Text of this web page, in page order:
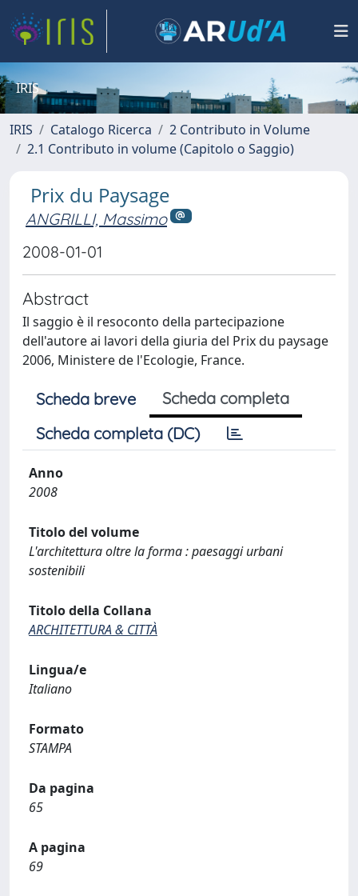
IRIS
IRIS Catalogo Ricerca
2 Contributo in Volume
2.1 Contributo in volume (Capitolo o Saggio)
Prix du Paysage
ANGRILLI, Massimo
2008-01-01
Abstract
Il saggio è il resoconto della partecipazione
dell'autore ai lavori della giuria del Prix du paysage
2006, Ministere de l'Ecologie, France.
Scheda breve
Scheda completa
Scheda completa (DC)
Anno
2008
Titolo del volume
L'architettura oltre la forma : paesaggi urbani
sostenibili
Titolo della Collana
ARCHITETTURA & CITTÀ
Lingua/e
Italiano
Formato
STAMPA
Da pagina
65
A pagina
69